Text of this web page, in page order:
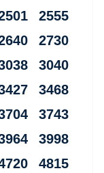
2555
2730
3040
3468
3743
3998
4815